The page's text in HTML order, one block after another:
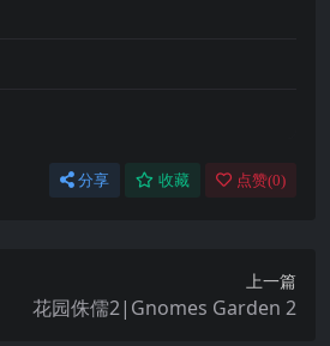
分享 收藏 点赞(0)
上一篇
花园侏儒2|Gnomes Garden 2